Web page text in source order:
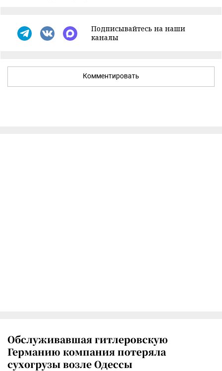
Подписывайтесь на наши
каналы
Комментировать
Обслуживавшая гитлеровскую
Германию компания потеряла
сухогрузы возле Одессы